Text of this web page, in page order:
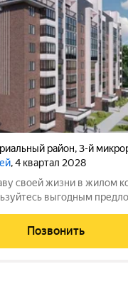
район,3-й
, 4 квартал 2028
своей жизни в жилом
выгодным
стать одним из первых
находится в
Позвонить